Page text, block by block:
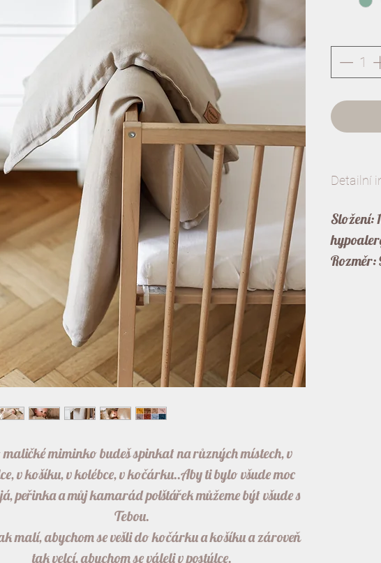
miminko budeš spinkat na různých místech, v
v košíku, v kolébce, v kočárku..Aby ti bylo všude moc
peřinka a můj kamarád polštářek můžeme být všude s
Tebou.
malí, abychom se vešli do kočárku a košíku a zároveň
tak velcí, abychom se váleli v postýlce.
Detailní
Složení:
Rozměr: